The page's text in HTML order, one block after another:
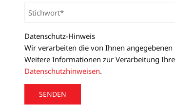
Datenschutz-Hinweis
Wir verarbeiten die von Ihnen
Weitere Informationen zur Verarbeitung
Datenschutzhinweisen.